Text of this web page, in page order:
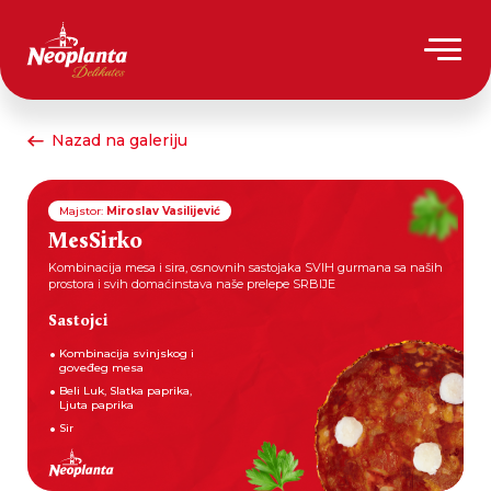
Nazad na galeriju
Majstor: Miroslav Vasilijević
MesSirko
Kombinacija mesa i sira, osnovnih sastojaka SVIH gurmana sa naših
prostora i svih domaćinstava naše prelepe SRBIJE
Sastojci
Kombinacija svinjskog i
goveđeg mesa
Beli Luk, Slatka paprika,
Ljuta paprika
Sir